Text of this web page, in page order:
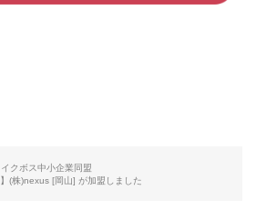
イクボス中小企業同盟
(株)nexus [岡山] が加盟しました